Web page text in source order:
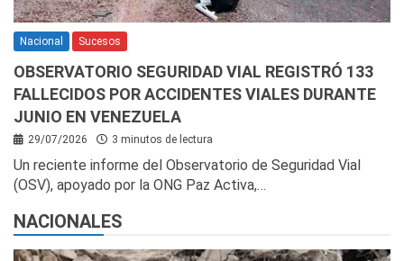
Nacional Sucesos
OBSERVATORIO SEGURIDAD VIAL REGISTRÓ 133
FALLECIDOS POR ACCIDENTES VIALES DURANTE
JUNIO EN VENEZUELA
29/07/2026 3 minutos de lectura
Un reciente informe del Observatorio de Seguridad Vial
(OSV), apoyado por la ONG Paz Activa,…
NACIONALES